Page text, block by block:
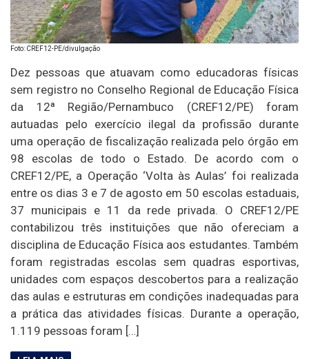
Foto: CREF12-PE/divulgação
Dez pessoas que atuavam como educadoras físicas
sem registro no Conselho Regional de Educação Física
da 12ª Região/Pernambuco (CREF12/PE) foram
autuadas pelo exercício ilegal da profissão durante
uma operação de fiscalização realizada pelo órgão em
98 escolas de todo o Estado. De acordo com o
CREF12/PE, a Operação ‘Volta às Aulas’ foi realizada
entre os dias 3 e 7 de agosto em 50 escolas estaduais,
37 municipais e 11 da rede privada. O CREF12/PE
contabilizou três instituições que não ofereciam a
disciplina de Educação Física aos estudantes. Também
foram registradas escolas sem quadras esportivas,
unidades com espaços descobertos para a realização
das aulas e estruturas em condições inadequadas para
a prática das atividades físicas. Durante a operação,
1.119 pessoas foram […]